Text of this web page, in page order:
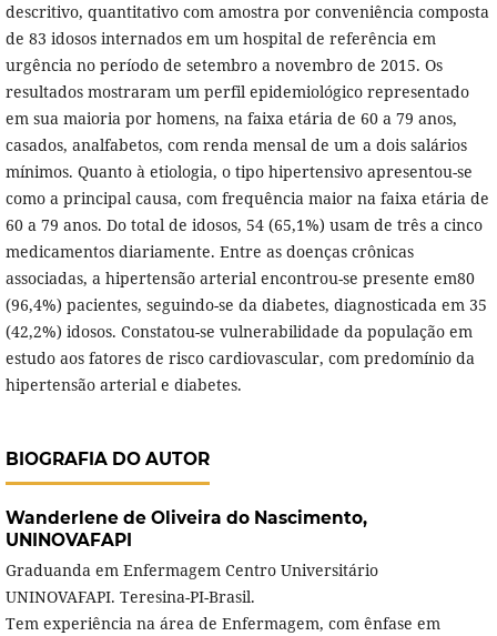
descritivo, quantitativo com amostra por conveniência composta
de 83 idosos internados em um hospital de referência em
urgência no período de setembro a novembro de 2015. Os
resultados mostraram um perfil epidemiológico representado
em sua maioria por homens, na faixa etária de 60 a 79 anos,
casados, analfabetos, com renda mensal de um a dois salários
mínimos. Quanto à etiologia, o tipo hipertensivo apresentou-se
como a principal causa, com frequência maior na faixa etária de
60 a 79 anos. Do total de idosos, 54 (65,1%) usam de três a cinco
medicamentos diariamente. Entre as doenças crônicas
associadas, a hipertensão arterial encontrou-se presente em80
(96,4%) pacientes, seguindo-se da diabetes, diagnosticada em 35
(42,2%) idosos. Constatou-se vulnerabilidade da população em
estudo aos fatores de risco cardiovascular, com predomínio da
hipertensão arterial e diabetes.
BIOGRAFIA DO AUTOR
Wanderlene de Oliveira do Nascimento,
UNINOVAFAPI
Graduanda em Enfermagem Centro Universitário
UNINOVAFAPI. Teresina-PI-Brasil.
Tem experiência na área de Enfermagem, com ênfase em